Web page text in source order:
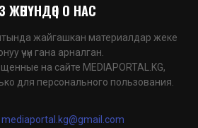
ЖӨНҮНДӨ | О НАС
жайгашкан материалдар жеке
үчүн гана арналган.
на сайте MEDIAPORTAL.KG,
для персонального пользования.
mediaportal.kg@gmail.com